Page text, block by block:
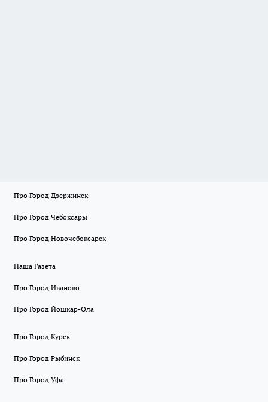
Про Город Дзержинск
Про Город Чебоксары
Про Город Новочебоксарск
Наша Газета
Про Город Иваново
Про Город Йошкар-Ола
Про Город Курск
Про Город Рыбинск
Про Город Уфа